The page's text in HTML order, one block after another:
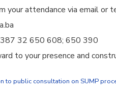
your attendance via email or
32 650 608; 650 390
to your presence and
to public consultation on SUMP